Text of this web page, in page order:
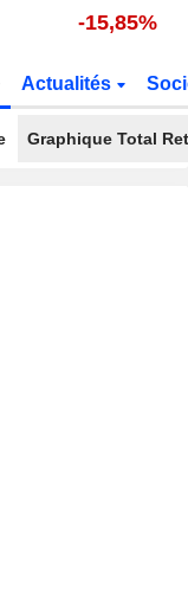
-15,85%
Actualités
Graphique Total